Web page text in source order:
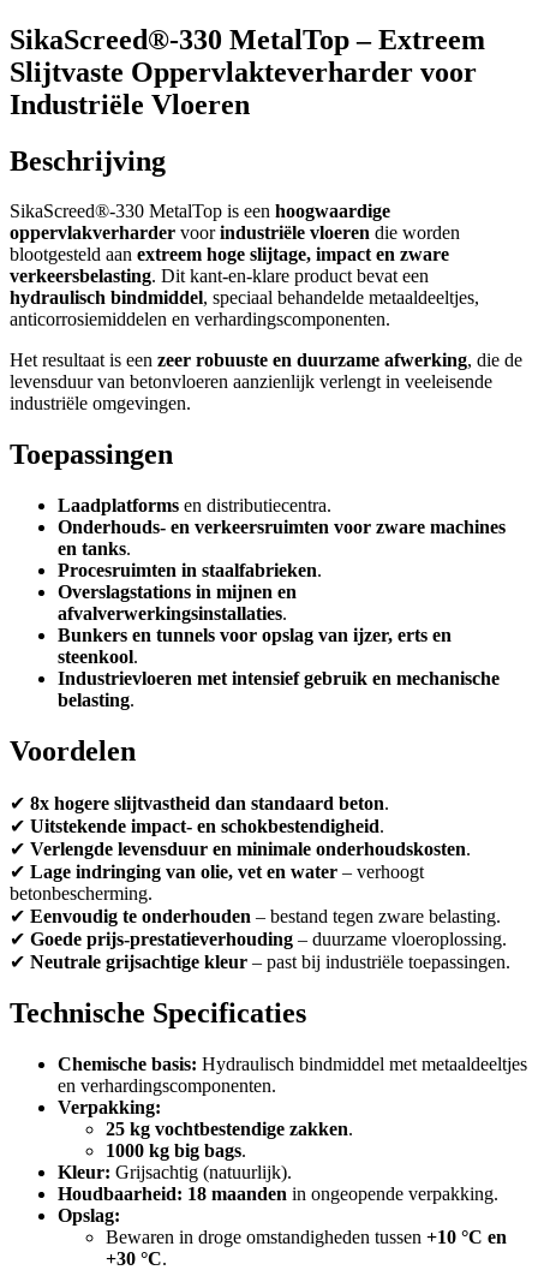
SikaScreed®-330 MetalTop – Extreem
Slijtvaste Oppervlakteverharder voor
Industriële Vloeren
Beschrijving
SikaScreed®-330 MetalTop is een hoogwaardige
oppervlakverharder voorindustriële vloeren die worden
blootgesteld aan extreem hoge slijtage, impact en zware
verkeersbelasting. Dit kant-en-klare product bevat een
hydraulisch bindmiddel, speciaal behandelde metaaldeeltjes,
anticorrosiemiddelen en verhardingscomponenten.
Het resultaat is een zeer robuuste en duurzame afwerking, die de
levensduur van betonvloeren aanzienlijk verlengt in veeleisende
industriële omgevingen.
Toepassingen
Laadplatforms en distributiecentra.
Onderhouds- en verkeersruimten voor zware machines
en tanks.
Procesruimten in staalfabrieken.
Overslagstations in mijnen en
afvalverwerkingsinstallaties.
Bunkers en tunnels voor opslag van ijzer, erts en
steenkool.
Industrievloeren met intensief gebruik en mechanische
belasting.
Voordelen
✔ 8x hogere slijtvastheid dan standaard beton.
✔ Uitstekende impact- en schokbestendigheid.
✔ Verlengde levensduur en minimale onderhoudskosten.
✔ Lage indringing van olie, vet en water – verhoogt
betonbescherming.
✔ Eenvoudig te onderhouden – bestand tegen zware belasting.
✔ Goede prijs-prestatieverhouding – duurzame vloeroplossing.
✔ Neutrale grijsachtige kleur – past bij industriële toepassingen.
Technische Specificaties
Chemische basis: Hydraulisch bindmiddel met metaaldeeltjes
en verhardingscomponenten.
Verpakking:
25 kg vochtbestendige zakken.
1000 kg big bags.
Kleur: Grijsachtig (natuurlijk).
Houdbaarheid: 18 maanden in ongeopende verpakking.
Opslag:
Bewaren in droge omstandigheden tussen +10 °C en
+30 °C.